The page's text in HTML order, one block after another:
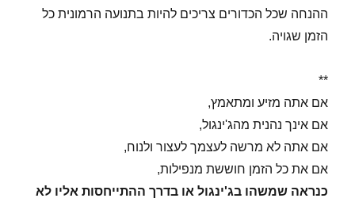
ההנחה שכל הכדורים צריכים להיות בתנועה הרמונית כל
הזמן שגויה.
**
אם אתה מזיע ומתאמץ,
אם אינך נהנית מהג'ינגול,
אם אתה לא מרשה לעצמך לעצור ולנוח,
אם את כל הזמן חוששת מנפילות,
כנראה שמשהו בג'ינגול או בדרך ההתייחסות אליו לא